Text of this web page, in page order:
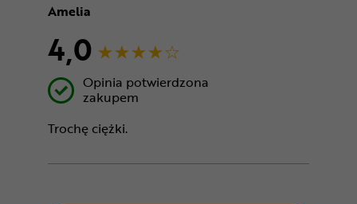
Amelia
4,0
Opinia potwierdzona
zakupem
Trochę ciężki.